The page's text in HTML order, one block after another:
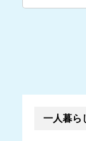
一人暮ら